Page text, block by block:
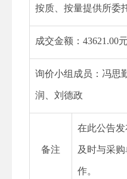
按质、按量提供所委
成交金额：43621.00元
询价小组成员：冯思
润、刘德政
备注
在此公告
及时与采
作。